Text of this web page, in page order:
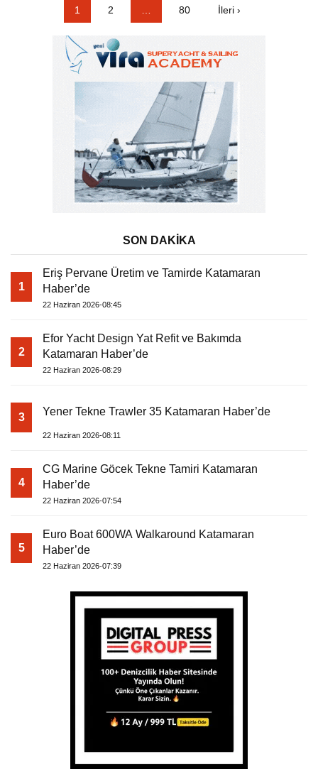
1 2 … 80 İleri ›
SON DAKİKA
1
Eriş Pervane Üretim ve Tamirde Katamaran
Haber’de
22 Haziran 2026-08:45
2
Efor Yacht Design Yat Refit ve Bakımda
Katamaran Haber’de
22 Haziran 2026-08:29
3 Yener Tekne Trawler 35 Katamaran Haber’de
22 Haziran 2026-08:11
4
CG Marine Göcek Tekne Tamiri Katamaran
Haber’de
22 Haziran 2026-07:54
5
Euro Boat 600WA Walkaround Katamaran
Haber’de
22 Haziran 2026-07:39